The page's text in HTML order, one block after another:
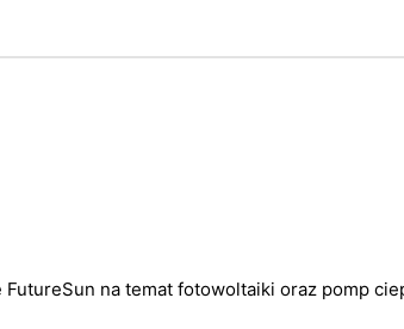
na temat fotowoltaiki oraz pomp